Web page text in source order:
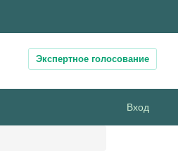
Экспертное голосование
Вход